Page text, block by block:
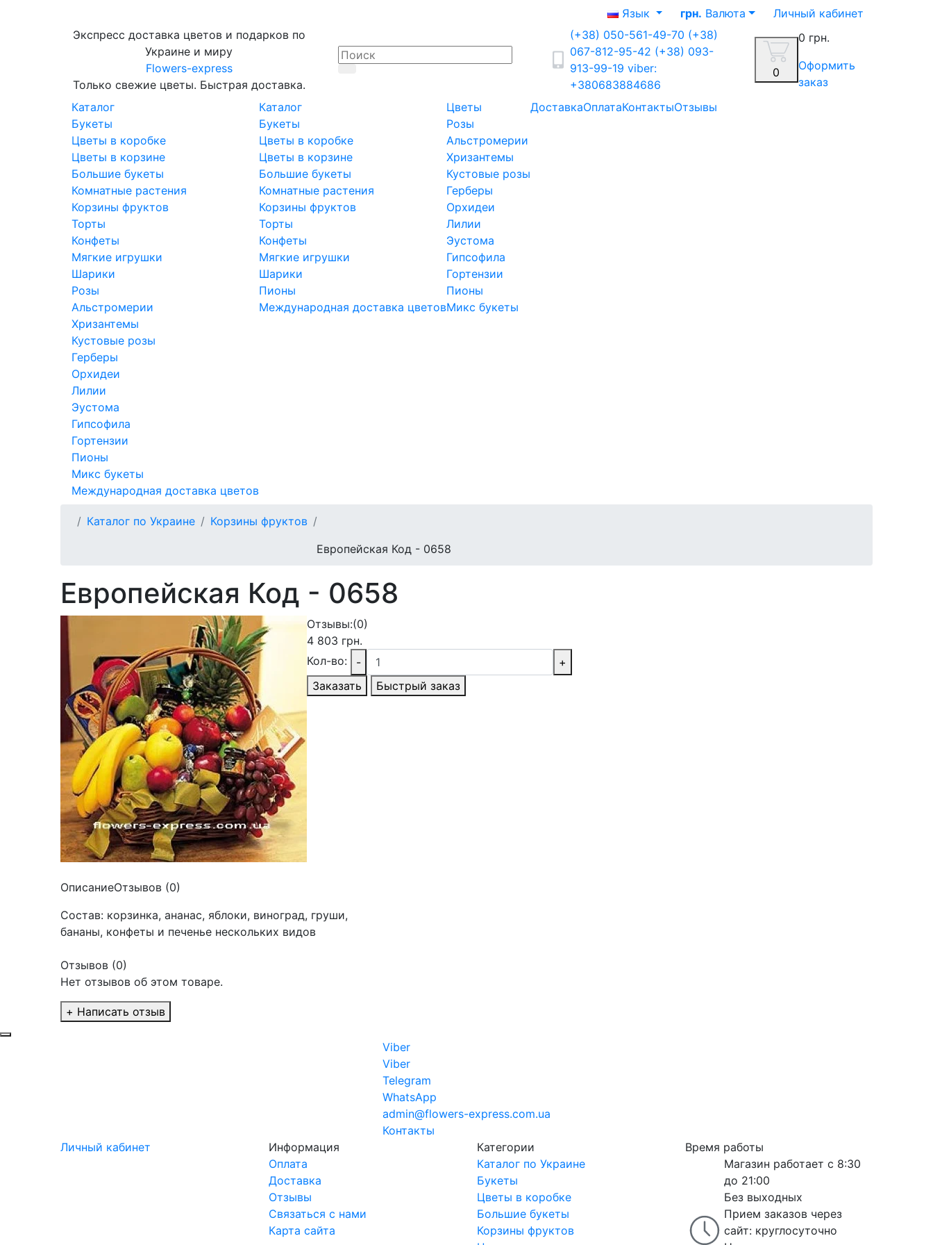
Язык грн. Валюта
Личный кабинет
Экспресс доставка цветов и подарков по
Украине и миру
Flowers-express
Только свежие цветы. Быстрая доставка.
(+38) 050-561-49-70 (+38)
067-812-95-42 (+38) 093-
913-99-19 viber:
+380683884686
0
0 грн.
Оформить
заказ
Каталог
Букеты
Цветы в коробке
Цветы в корзине
Большие букеты
Комнатные растения
Корзины фруктов
Торты
Конфеты
Мягкие игрушки
Шарики
Розы
Альстромерии
Хризантемы
Кустовые розы
Герберы
Орхидеи
Лилии
Эустома
Гипсофила
Гортензии
Пионы
Микс букеты
Международная доставка цветов
Каталог
Букеты
Цветы в коробке
Цветы в корзине
Большие букеты
Комнатные растения
Корзины фруктов
Торты
Конфеты
Мягкие игрушки
Шарики
Пионы
Международная доставка цветов
Цветы
Розы
Альстромерии
Хризантемы
Кустовые розы
Герберы
Орхидеи
Лилии
Эустома
Гипсофила
Гортензии
Пионы
Микс букеты
ДоставкаОплатаКонтактыОтзывы
Каталог по Украине
Корзины фруктов
Европейская Код - 0658
Европейская Код - 0658
Отзывы:(0)
4 803 грн.
Кол-во:
-
+
Заказать
Быстрый заказ
ОписаниеОтзывов (0)
Состав: корзинка, ананас, яблоки, виноград, груши,
бананы, конфеты и печенье нескольких видов
Отзывов (0)
Нет отзывов об этом товаре.
+ Написать отзыв
Viber
Viber
Telegram
WhatsApp
admin@flowers-express.com.ua
Контакты
Личный кабинет
Информация
Оплата
Доставка
Отзывы
Связаться с нами
Карта сайта
Категории
Каталог по Украине
Букеты
Цветы в коробке
Большие букеты
Корзины фруктов
Время работы
Магазин работает с 8:30
до 21:00
Без выходных
Прием заказов через
сайт: круглосуточно